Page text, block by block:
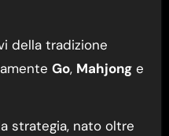
della tradizione
Go, Mahjonge
strategia, nato oltre